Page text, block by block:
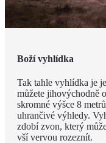
Boží vyhlídka
Tak tahle vyhlídka je
můžete jihovýchodně
skromné výšce 8
uhrančivé výhledy.
zdobí zvon, který
vší vervou rozeznít.